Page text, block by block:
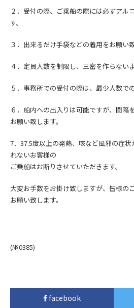
２．受付の際、ご乗船の際には必ずアル
す。
３．出来るだけ手袋などの着用をお願い致
４．定員人数を制限し、三密を作らない
５．事務所での受付の際は、最少人数で
６．船内への出入りは可能ですが、間隔
お願い致します。
7． 37.5度以上の発熱、咳など風邪の症状
れないお客様の
ご乗船はお断りさせていただきます。
大変お手数をお掛け致しますが、皆様の
お願い致します。
(№0385)
facebook